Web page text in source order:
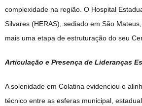
complexidade na região. O Hospital
Silvares (HERAS), sediado em São
mais uma etapa de estruturação do seu
Articulação e Presença de Lideranças
A solenidade em Colatina evidenciou o
técnico entre as esferas municipal,